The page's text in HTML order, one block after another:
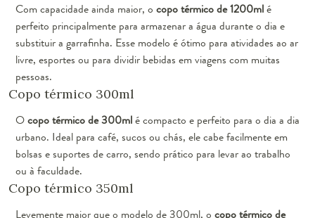
Com capacidade ainda maior, o copo térmico de 1200mlé
perfeito principalmente para armazenar a água durante o dia e
substituir a garrafinha. Esse modelo é ótimo para atividades ao ar
livre, esportes ou para dividir bebidas em viagens com muitas
pessoas.
Copo térmico 300ml
Ocopo térmico de 300mlé compacto e perfeito para o dia a dia
urbano. Ideal para café, sucos ou chás, ele cabe facilmente em
bolsas e suportes de carro, sendo prático para levar ao trabalho
ou à faculdade.
Copo térmico 350ml
Levemente maior que o modelo de 300ml, o copo térmico de